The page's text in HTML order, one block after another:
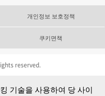
개인정보 보호정책
쿠키면책
reserved.
기술을 사용하여 당 사이